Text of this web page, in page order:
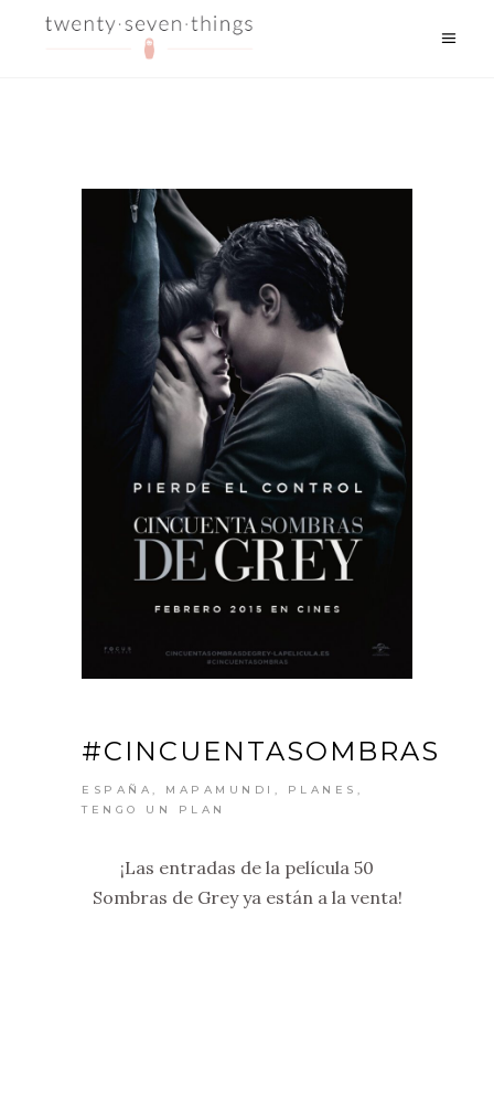
#CINCUENTASOMBRAS
ESPAÑA , MAPAMUNDI , PLANES ,
TENGO UN PLAN
¡Las entradas de la película 50
Sombras de Grey ya están a la venta!